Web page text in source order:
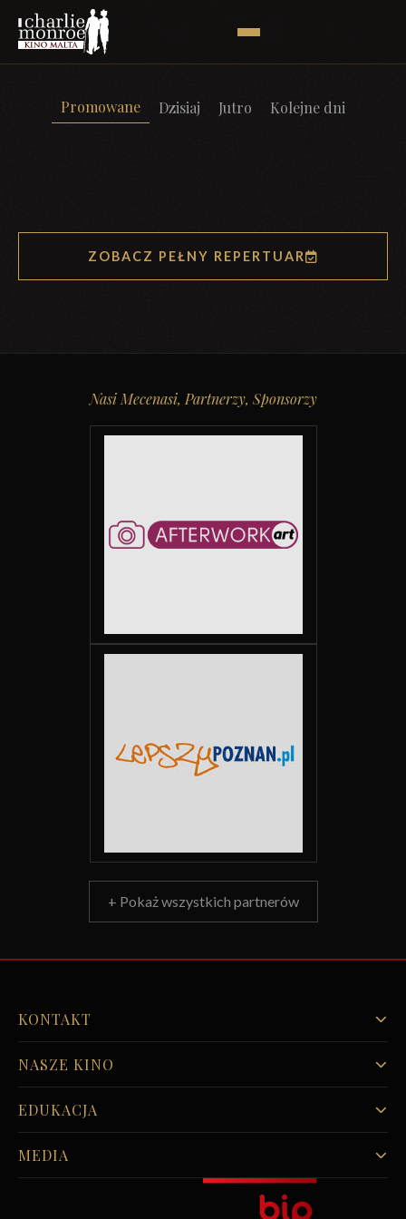
Promowane Dzisiaj Jutro Kolejne dni
ZOBACZ PEŁNY REPERTUAR
Nasi Mecenasi, Partnerzy, Sponsorzy
+ Pokaż wszystkich partnerów
KONTAKT
NASZE KINO
EDUKACJA
MEDIA